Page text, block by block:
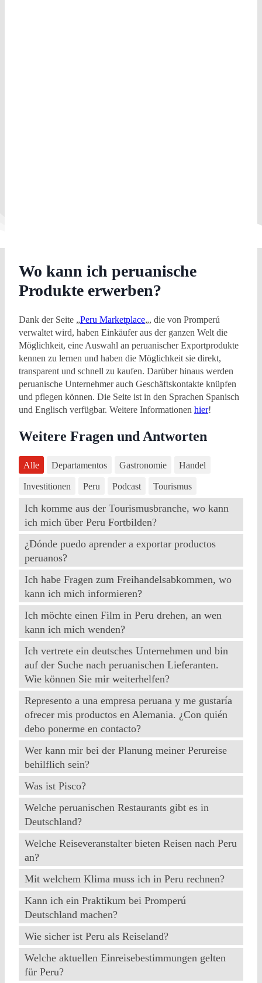
Wo kann ich peruanische
Produkte erwerben?
Dank der Seite „Peru Marketplace„, die von Promperú
verwaltet wird, haben Einkäufer aus der ganzen Welt die
Möglichkeit, eine Auswahl an peruanischer Exportprodukte
kennen zu lernen und haben die Möglichkeit sie direkt,
transparent und schnell zu kaufen. Darüber hinaus werden
peruanische Unternehmer auch Geschäftskontakte knüpfen
und pflegen können. Die Seite ist in den Sprachen Spanisch
und Englisch verfügbar. Weitere Informationen hier!
Weitere Fragen und Antworten
Alle Departamentos Gastronomie Handel
Investitionen Peru Podcast Tourismus
Ich komme aus der Tourismusbranche, wo kann
ich mich über Peru Fortbilden?
¿Dónde puedo aprender a exportar productos
peruanos?
Ich habe Fragen zum Freihandelsabkommen, wo
kann ich mich informieren?
Ich möchte einen Film in Peru drehen, an wen
kann ich mich wenden?
Ich vertrete ein deutsches Unternehmen und bin
auf der Suche nach peruanischen Lieferanten.
Wie können Sie mir weiterhelfen?
Represento a una empresa peruana y me gustaría
ofrecer mis productos en Alemania. ¿Con quién
debo ponerme en contacto?
Wer kann mir bei der Planung meiner Perureise
behilflich sein?
Was ist Pisco?
Welche peruanischen Restaurants gibt es in
Deutschland?
Welche Reiseveranstalter bieten Reisen nach Peru
an?
Mit welchem Klima muss ich in Peru rechnen?
Kann ich ein Praktikum bei Promperú
Deutschland machen?
Wie sicher ist Peru als Reiseland?
Welche aktuellen Einreisebestimmungen gelten
für Peru?